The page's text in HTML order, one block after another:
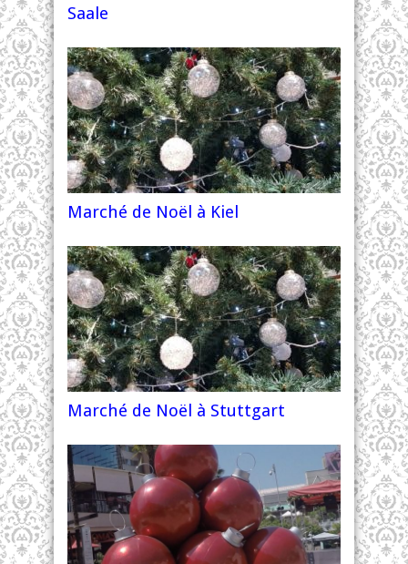
Saale
Marché de Noël à Kiel
Marché de Noël à Stuttgart